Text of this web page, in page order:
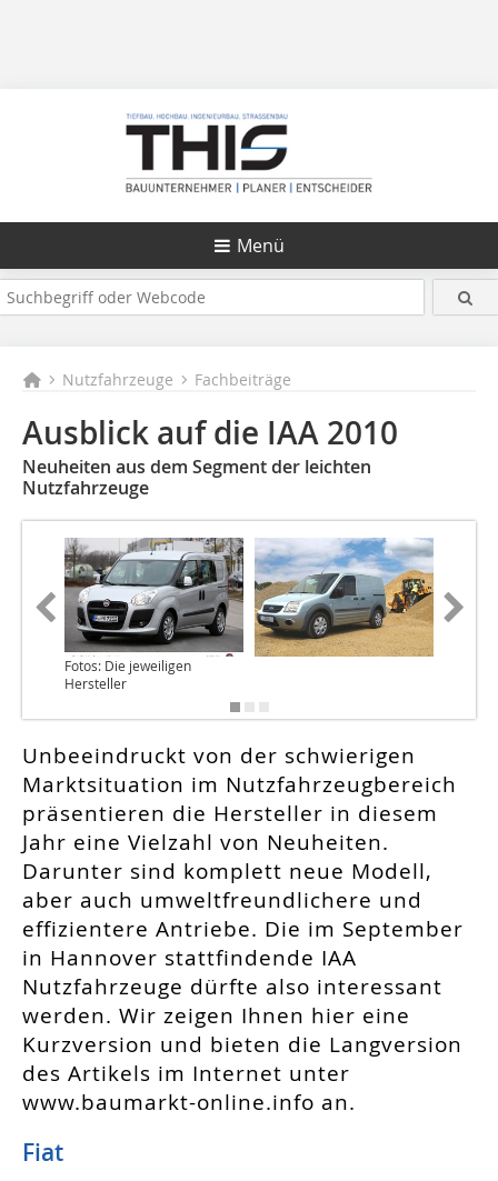
Menü
Nutzfahrzeuge Fachbeiträge
Ausblick auf die IAA 2010
Neuheiten aus dem Segment der leichten
Nutzfahrzeuge
Fotos: Die jeweiligen
Hersteller
Unbeeindruckt von der schwierigen
Marktsituation im Nutzfahrzeugbereich
präsentieren die Hersteller in diesem
Jahr eine Vielzahl von Neuheiten.
Darunter sind komplett neue Modell,
aber auch umweltfreundlichere und
effizientere Antriebe. Die im September
in Hannover stattfindende IAA
Nutzfahrzeuge dürfte also interessant
werden. Wir zeigen Ihnen hier eine
Kurzversion und bieten die Langversion
des Artikels im Internet unter
www.baumarkt-online.info an.
Fiat